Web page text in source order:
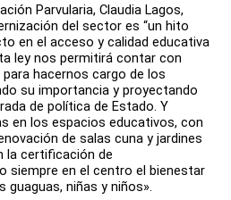
Parvularia, Claudia Lagos,
del sector es “un hito
en el acceso y calidad educativa
ley nos permitirá contar con
hacernos cargo de los
su importancia y proyectando
de política de Estado. Y
en los espacios educativos, con
de salas cuna y jardines
la certificación de
siempre en el centro el bienestar
guaguas, niñas y niños».